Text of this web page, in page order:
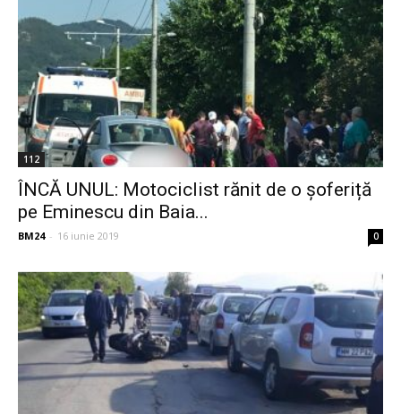
112
ÎNCĂ UNUL: Motociclist rănit de o șoferiță
pe Eminescu din Baia...
BM24 - 16 iunie 2019 0